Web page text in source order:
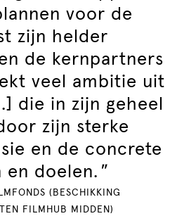
voor de
zijn helder
de kernpartners
veel ambitie uit
die in zijn geheel
zijn sterke
en de concrete
en doelen. "
(BESCHIKKING
FILMHUB MIDDEN)